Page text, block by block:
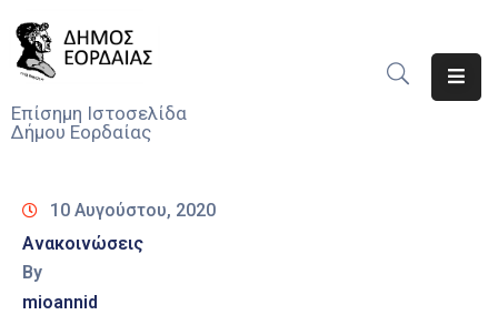
Επίσημη Ιστοσελίδα
Δήμου Εορδαίας
Νέα
Υπηρεσίες
Του
10 Αυγούστου, 2020
Ανακοινώσεις
By
mioannid